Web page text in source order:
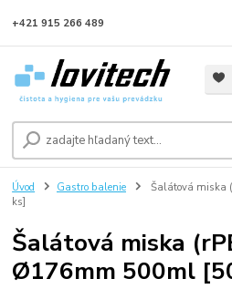
+421 915 266 489
Úvod Gastro balenie
Šalátová miska
ks]
Šalátová miska
Ø176mm 500ml